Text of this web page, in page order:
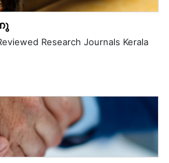
Research Journals Kerala